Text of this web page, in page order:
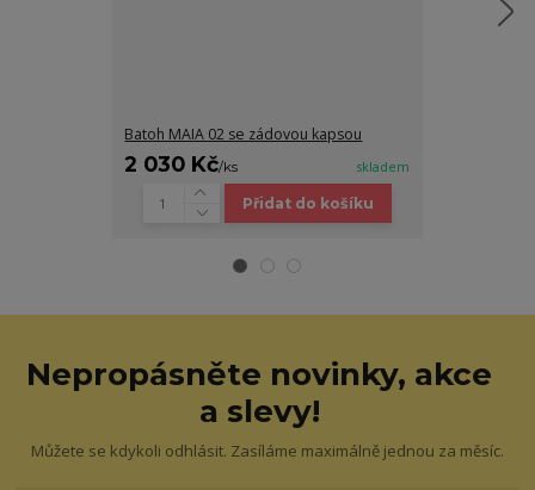
Batoh MAIA 02 se zádovou kapsou
2 030 Kč/ks skladem
Přidat do košíku
Nepropásněte novinky, akce
a slevy!
Můžete se kdykoli odhlásit. Zasíláme maximálně jednou za měsíc.